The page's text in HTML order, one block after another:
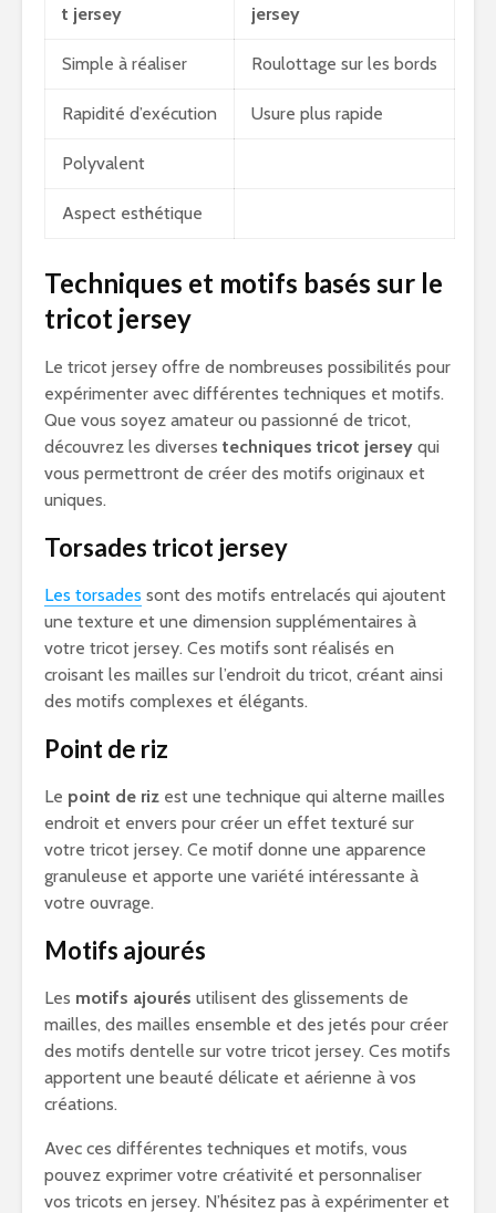
t jersey
jersey
Simple à réaliser Roulottage sur les bords
Rapidité d’exécution Usure plus rapide
Polyvalent
Aspect esthétique
Techniques et motifs basés sur le
tricot jersey
Le tricot jersey offre de nombreuses possibilités pour
expérimenter avec différentes techniques et motifs.
Que vous soyez amateur ou passionné de tricot,
découvrez les diverses techniques tricot jersey qui
vous permettront de créer des motifs originaux et
uniques.
Torsades tricot jersey
Les torsades sont des motifs entrelacés qui ajoutent
une texture et une dimension supplémentaires à
votre tricot jersey. Ces motifs sont réalisés en
croisant les mailles sur l’endroit du tricot, créant ainsi
des motifs complexes et élégants.
Point de riz
Le point de riz est une technique qui alterne mailles
endroit et envers pour créer un effet texturé sur
votre tricot jersey. Ce motif donne une apparence
granuleuse et apporte une variété intéressante à
votre ouvrage.
Motifs ajourés
Les motifs ajourés utilisent des glissements de
mailles, des mailles ensemble et des jetés pour créer
des motifs dentelle sur votre tricot jersey. Ces motifs
apportent une beauté délicate et aérienne à vos
créations.
Avec ces différentes techniques et motifs, vous
pouvez exprimer votre créativité et personnaliser
vos tricots en jersey. N’hésitez pas à expérimenter et